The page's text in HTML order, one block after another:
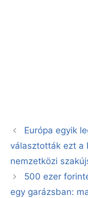
Európa egyik
választották ezt a
nemzetközi
500 ezer
egy garázsban: